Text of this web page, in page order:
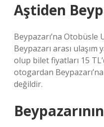
Aştiden
Beypazarı’na Otobüsle
Beypazarı arası
olup bilet fiyatları 15
otogardan
değildir.